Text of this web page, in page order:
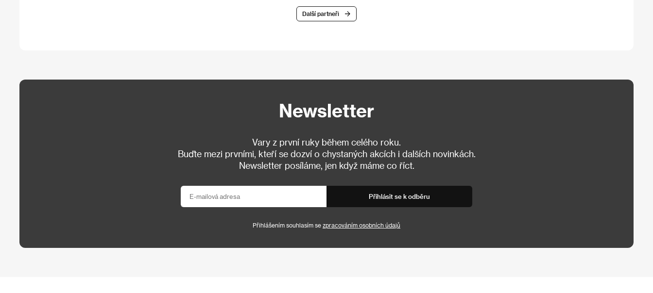
Další partneři
Newsletter
Vary z první ruky během celého roku.
Buďte mezi prvními, kteří se dozví o chystaných akcích i dalších novinkách.
Newsletter posíláme, jen když máme co říct.
Přihlásit se k odběru
Přihlášením souhlasím se zpracováním osobních údajů